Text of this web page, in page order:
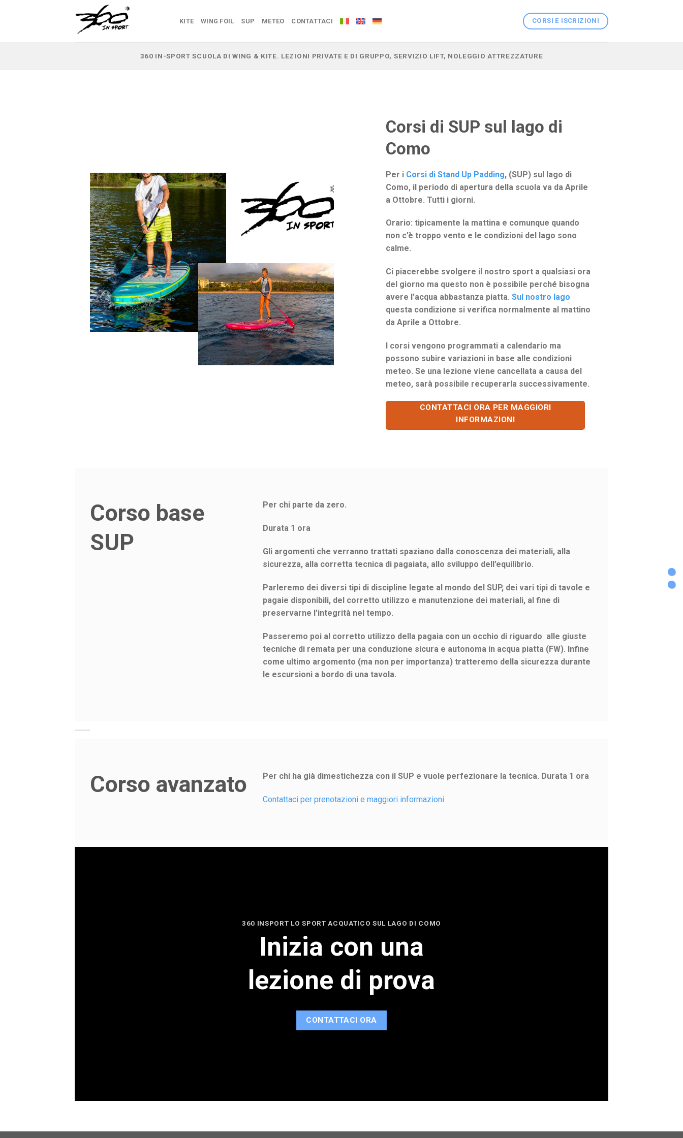
KITE WING FOIL SUP METEO CONTATTACI CORSI E ISCRIZIONI
360 IN-SPORT SCUOLA DI WING & KITE. LEZIONI PRIVATE E DI GRUPPO, SERVIZIO LIFT, NOLEGGIO ATTREZZATURE
Corsi di SUP sul lago di
Como
Per i Corsi di Stand Up Padding, (SUP) sul lago di
Como, il periodo di apertura della scuola va da Aprile
a Ottobre. Tutti i giorni.
Orario: tipicamente la mattina e comunque quando
non c’è troppo vento e le condizioni del lago sono
calme.
Ci piacerebbe svolgere il nostro sport a qualsiasi ora
del giorno ma questo non è possibile perché bisogna
avere l’acqua abbastanza piatta. Sul nostro lago
questa condizione si verifica normalmente al mattino
da Aprile a Ottobre.
I corsi vengono programmati a calendario ma
possono subire variazioni in base alle condizioni
meteo. Se una lezione viene cancellata a causa del
meteo, sarà possibile recuperarla successivamente.
CONTATTACI ORA PER MAGGIORI
INFORMAZIONI
Corso base
SUP
Per chi parte da zero.
Durata 1 ora
Gli argomenti che verranno trattati spaziano dalla conoscenza dei materiali, alla
sicurezza, alla corretta tecnica di pagaiata, allo sviluppo dell’equilibrio.
Parleremo dei diversi tipi di discipline legate al mondo del SUP, dei vari tipi di tavole e
pagaie disponibili, del corretto utilizzo e manutenzione dei materiali, al fine di
preservarne l’integrità nel tempo.
Passeremo poi al corretto utilizzo della pagaia con un occhio di riguardo alle giuste
tecniche di remata per una conduzione sicura e autonoma in acqua piatta (FW). Infine
come ultimo argomento (ma non per importanza) tratteremo della sicurezza durante
le escursioni a bordo di una tavola.
Corso avanzato Per chi ha già dimestichezza con il SUP e vuole perfezionare la tecnica. Durata 1 ora
Contattaci per prenotazioni e maggiori informazioni
360 INSPORT LO SPORT ACQUATICO SUL LAGO DI COMO
Inizia con una
lezione di prova
CONTATTACI ORA